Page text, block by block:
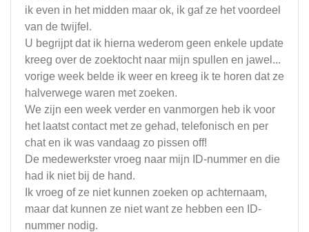
ik even in het midden maar ok, ik gaf ze het voordeel
van de twijfel.
U begrijpt dat ik hierna wederom geen enkele update
kreeg over de zoektocht naar mijn spullen en jawel...
vorige week belde ik weer en kreeg ik te horen dat ze
halverwege waren met zoeken.
We zijn een week verder en vanmorgen heb ik voor
het laatst contact met ze gehad, telefonisch en per
chat en ik was vandaag zo pissen off!
De medewerkster vroeg naar mijn ID-nummer en die
had ik niet bij de hand.
Ik vroeg of ze niet kunnen zoeken op achternaam,
maar dat kunnen ze niet want ze hebben een ID-
nummer nodig.